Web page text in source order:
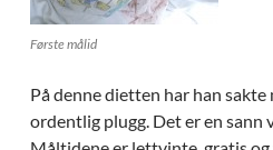
Første målid
På denne dietten har han
ordentlig plugg. Det er en sann